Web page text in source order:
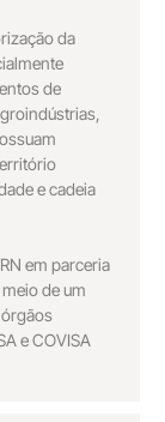
da
de
e cadeia
em parceria
de um
e COVISA